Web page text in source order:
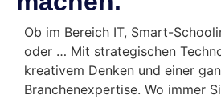
Ob im Bereich IT, Smart-
oder … Mit strategischen
kreativem Denken und einer
Branchenexpertise. Wo immer